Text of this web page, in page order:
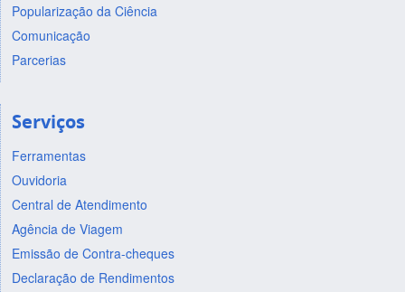
Popularização da Ciência
Comunicação
Parcerias
Serviços
Ferramentas
Ouvidoria
Central de Atendimento
Agência de Viagem
Emissão de Contra-cheques
Declaração de Rendimentos